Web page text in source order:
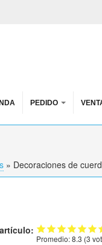
PEDIDO
» Decoraciones de
Promedio:8.3 (3